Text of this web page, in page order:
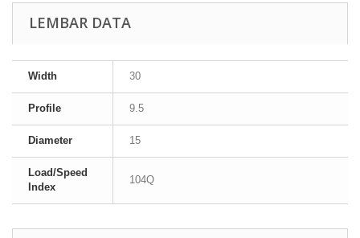
LEMBAR DATA
Width 30
Profile 9.5
Diameter 15
Load/Speed
Index
104Q